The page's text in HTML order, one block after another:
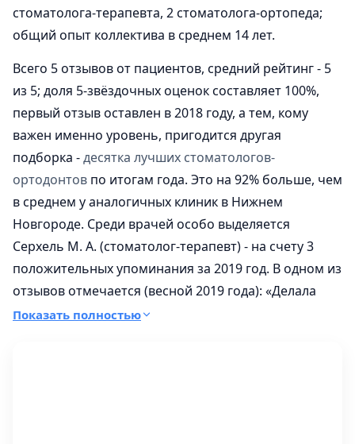
стоматолога-терапевта, 2 стоматолога-ортопеда;
общий опыт коллектива в среднем 14 лет.
Всего 5 отзывов от пациентов, средний рейтинг - 5
из 5; доля 5-звёздочных оценок составляет 100%,
первый отзыв оставлен в 2018 году, а тем, кому
важен именно уровень, пригодится другая
подборка -десятка лучших стоматологов-
ортодонтов по итогам года. Это на 92% больше, чем
в среднем у аналогичных клиник в Нижнем
Новгороде. Среди врачей особо выделяется
Серхель М. А. (стоматолог-терапевт) - на счету 3
положительных упоминания за 2019 год. В одном из
отзывов отмечается (весной 2019 года): «Делала
протезирование у Вадима Васильевича
Показать полностью